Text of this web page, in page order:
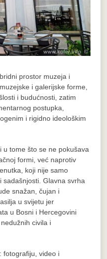
prostor muzeja i
i galerijske forme,
i budućnosti, zatim
postupka,
i rigidno ideološkim
u tome što se ne pokušava
formi, već naprotiv
koji nije samo
Glavna svrha
snažan, čujan i
u svijetu jer
u Bosni i Hercegovini
civila i
fotografiju, video i